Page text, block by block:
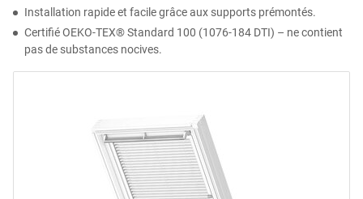
Installation rapide et facile grâce aux supports prémontés.
Certifié OEKO-TEX® Standard 100 (1076-184 DTI) – ne contient
pas de substances nocives.